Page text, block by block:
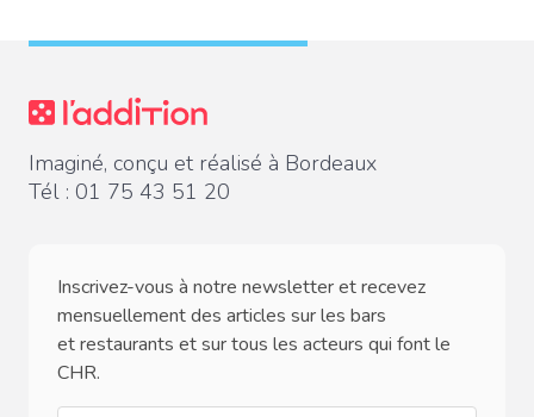
Imaginé, conçu et réalisé à Bordeaux
Tél : 01 75 43 51 20
Inscrivez-vous à notre newsletter et recevez
mensuellement des articles sur les bars
et restaurants et sur tous les acteurs qui font le
CHR.